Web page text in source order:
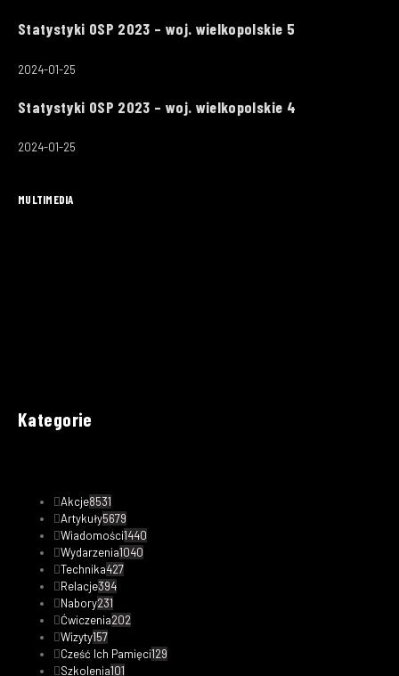
Statystyki OSP 2023 – woj. wielkopolskie 5
2024-01-25
Statystyki OSP 2023 – woj. wielkopolskie 4
2024-01-25
MULTIMEDIA
Kategorie
Akcje8531
Artykuły5679
Wiadomości1440
Wydarzenia1040
Technika427
Relacje394
Nabory231
Ćwiczenia202
Wizyty157
Cześć Ich Pamięci129
Szkolenia101